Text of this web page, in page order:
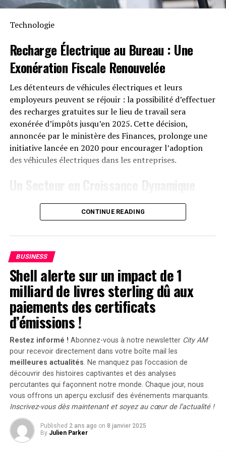
mois !
Technologie
Recharge Électriqueau Bureau : Une
Exonération FiscaleRenouvelée
Les détenteurs de véhicules électriques et leurs
employeurs peuvent se réjouir : la possibilité d’effectuer
des recharges gratuites sur le lieu de travail sera
exonérée d’impôts jusqu’en 2025. Cette décision,
annoncée par le ministère des Finances, prolonge une
initiative lancée en 2020 pour encourager l’adoption
des véhicules électriques dans les entreprises.
Cette prolongation intervient à un moment clé, alors
que le marché des voitures électriques continue
En2023, les particuliers représentent désormais 84%
des acquisitions de véhicules électriques, contre
seulement 68% en 2018.
Concrètement,cette mesure permet aux sociétés
d’installer gratuitement des bornes de recharge pour
leurs employés sans impact fiscal. Les frais liés à
l’électricité pour ces recharges ne seront pas pris en
compte dans le calcul des avantages en nature. De plus,
un abattement de 50% sur ces avantages est maintenu
avec un plafond révisé à environ 2000 euros pour
l’année prochaine.
Accélération Vers une Mobilité Électrique
Cette initiative fait partie d’une stratégie globale visant
à promouvoir l’électrification du parc automobile
CONTINUE READING
BUSINESS
Shell alerte sur un impact de 1
milliard de livres sterling dû aux
paiements des certificats
d’émissions !
Restez informé ! Abonnez-vous à notre newsletter City AM
pour recevoir directement dans votre boîte mail les
meilleures actualités. Ne manquez pas l’occasion de
découvrir des histoires captivantes et des analyses
percutantes qui façonnent notre monde. Chaque jour, nous
vous offrons un aperçu exclusif des événements marquants.
Inscrivez-vous dès maintenant et soyez au cœur de l’actualité !
Published 2 ans ago on 8 janvier 2025
By Julien Parker